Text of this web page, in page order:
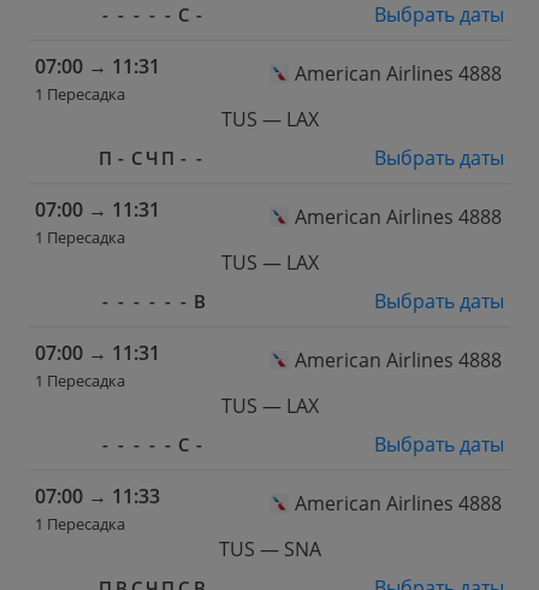
- - - - - С -
Выбрать даты
07:00 → 11:31
1 Пересадка
American Airlines 4888
TUS — LAX
П - С Ч П - -
Выбрать даты
07:00 → 11:31
1 Пересадка
American Airlines 4888
TUS — LAX
- - - - - - В
Выбрать даты
07:00 → 11:31
1 Пересадка
American Airlines 4888
TUS — LAX
- - - - - С -
Выбрать даты
07:00 → 11:33
1 Пересадка
American Airlines 4888
TUS — SNA